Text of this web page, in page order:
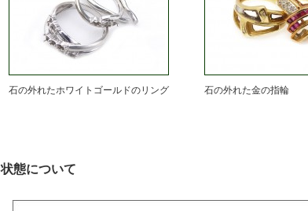
石の外れたホワイトゴールドのリング 石の外れた金の指輪
状態について